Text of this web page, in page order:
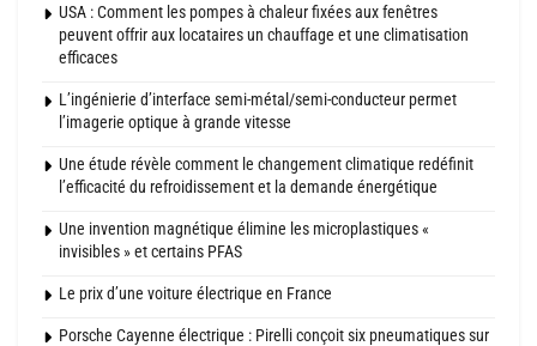
USA : Comment les pompes à chaleur fixées aux fenêtres
peuvent offrir aux locataires un chauffage et une climatisation
efficaces
L’ingénierie d’interface semi-métal/semi-conducteur permet
l’imagerie optique à grande vitesse
Une étude révèle comment le changement climatique redéfinit
l’efficacité du refroidissement et la demande énergétique
Une invention magnétique élimine les microplastiques «
invisibles » et certains PFAS
Le prix d’une voiture électrique en France
Porsche Cayenne électrique : Pirelli conçoit six pneumatiques sur